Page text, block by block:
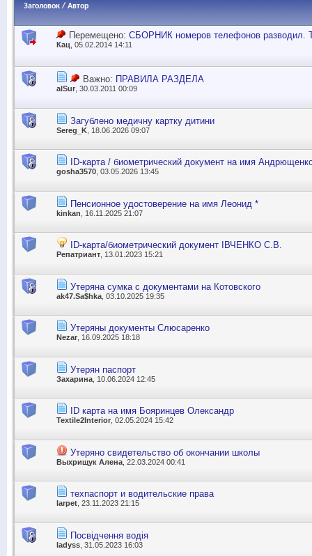
Заголовок / Автор
Перемещено: СБОРНИК номеров телефонов разводил.
Кац , 05.02.2014 14:11
Важно: ПРАВИЛА РАЗДЕЛА
alSur, 30.03.2011 00:09
Загублено медичну картку дитини
Sereg_K , 18.06.2026 09:07
ID-карта / биометрический документ на имя
gosha3570, 03.05.2026 13:45
Пенсионное удостоверение на имя Леонид *
kinkan , 16.11.2025 21:07
ID-карта/биометрический документ ІВЧЕНКО С.В.
Репатриант , 13.01.2023 15:21
Утеряна сумка с документами на Котовского
ak47.Sa$hka , 03.10.2025 19:35
Утеряны документы Слюсаренко
Nezar , 16.09.2025 18:18
Утерян паспорт
Захарина , 10.06.2024 12:45
ID карта на имя Бояринцев Олександр
Textile2Interior , 02.05.2024 15:42
Утеряно свидетельство об окончании школы
Выхрищук Алена , 22.03.2024 00:41
техпаспорт и водительские права
larpet , 23.11.2023 21:15
Посвідчення водія
ladyss , 31.05.2023 16:03